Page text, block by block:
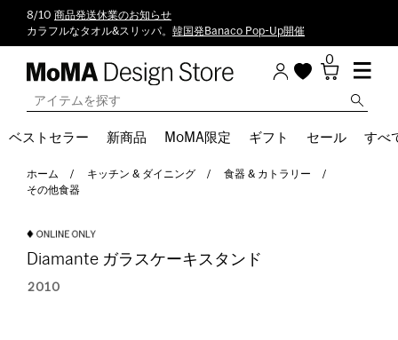
8/10 商品発送休業のお知らせ
カラフルなタオル&スリッパ。 韓国発Banaco Pop-Up開催
0
ベストセラー 新商品 MoMA限定 ギフト セール すべ
ホーム キッチン & ダイニング
食器 & カトラリー
その他食器
Diamante ガラスケーキスタンド
2010